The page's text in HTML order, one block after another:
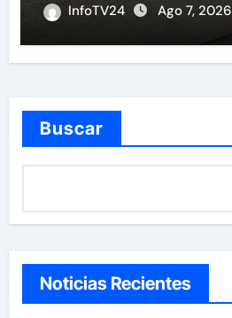
InfoTV24 Ago 7, 2026
Buscar
Noticias Recientes